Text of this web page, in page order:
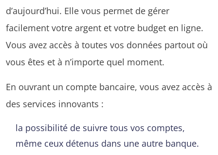
d’aujourd’hui. Elle vous permet de gérer
facilement votre argent et votre budget en ligne.
Vous avez accès à toutes vos données partout où
vous êtes et à n’importe quel moment.
En ouvrant un compte bancaire, vous avez accès à
des services innovants :
la possibilité de suivre tous vos comptes,
même ceux détenus dans une autre banque.